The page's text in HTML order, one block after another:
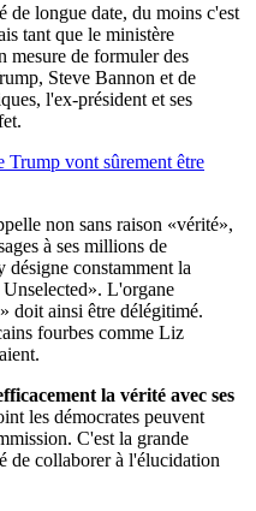
de longue date, du moins c'est
tant que le ministère
mesure de formuler des
Steve Bannon et de
l'ex-président et ses
Trump vont sûrement être
non sans raison «vérité»,
à ses millions de
désigne constamment la
L'organe
doit ainsi être délégitimé.
fourbes comme Liz
la vérité avec ses
les démocrates peuvent
C'est la grande
de collaborer à l'élucidation